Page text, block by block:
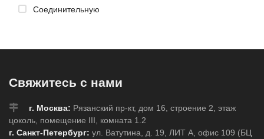
Соединительную
Свяжитесь с нами
г. Москва: Рязанский пр-кт, дом 16, строение 2, этаж
цоколь, помещение III, комната 1.2
г. Санкт-Петербург: ул. Ватутина, д. 19, ЛИТ А, офис 109 (БЦ